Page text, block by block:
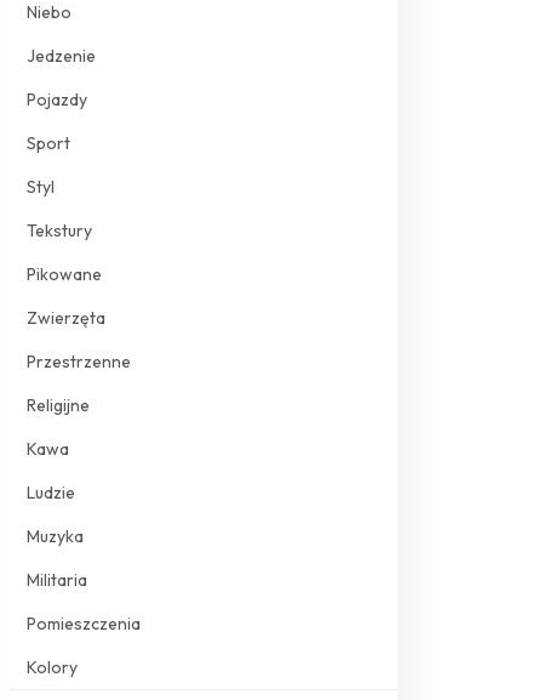
Niebo
Jedzenie
Pojazdy
Sport
Styl
Tekstury
Pikowane
Zwierzęta
Przestrzenne
Religijne
Kawa
Ludzie
Muzyka
Militaria
Pomieszczenia
Kolory